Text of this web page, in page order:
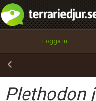
Logga in
Plethodon
integritetspolicy
Namn:
Epost:
Begär nytt lösenord